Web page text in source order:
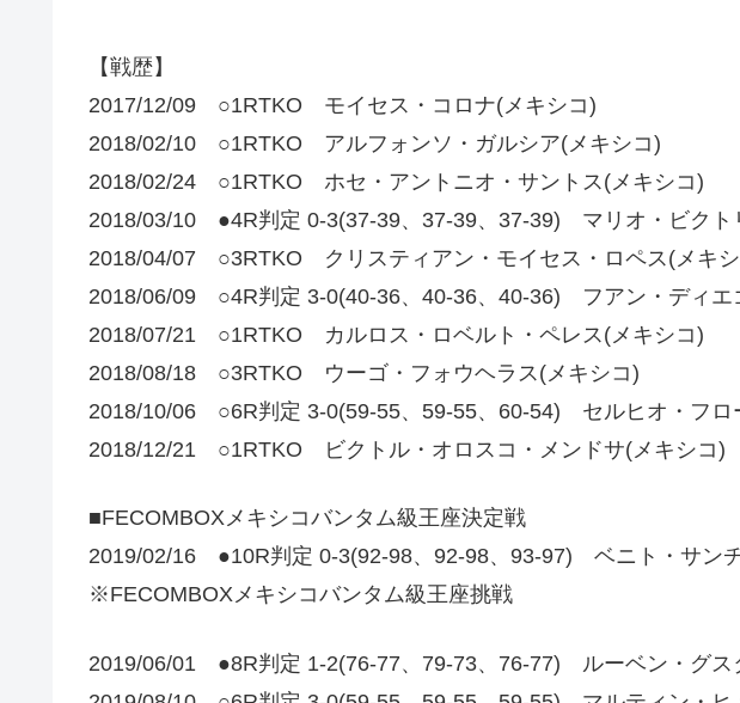
【戦歴】
2017/12/09 ○1RTKO モイセス・コロナ(メキシコ)
2018/02/10 ○1RTKO アルフォンソ・ガルシア(メキシコ)
2018/02/24 ○1RTKO ホセ・アントニオ・サントス(メキシコ)
2018/03/10 ●4R判定 0-3(37-39、37-39、37-39) マリオ・ビクト
2018/04/07 ○3RTKO クリスティアン・モイセス・ロペス(メキ
2018/06/09 ○4R判定 3-0(40-36、40-36、40-36) フアン・ディエ
2018/07/21 ○1RTKO カルロス・ロベルト・ペレス(メキシコ)
2018/08/18 ○3RTKO ウーゴ・フォウヘラス(メキシコ)
2018/10/06 ○6R判定 3-0(59-55、59-55、60-54) セルヒオ・フロ
2018/12/21 ○1RTKO ビクトル・オロスコ・メンドサ(メキシコ)
■FECOMBOXメキシコバンタム級王座決定戦
2019/02/16 ●10R判定 0-3(92-98、92-98、93-97) ベニト・サン
※FECOMBOXメキシコバンタム級王座挑戦
2019/06/01 ●8R判定 1-2(76-77、79-73、76-77) ルーベン・グス